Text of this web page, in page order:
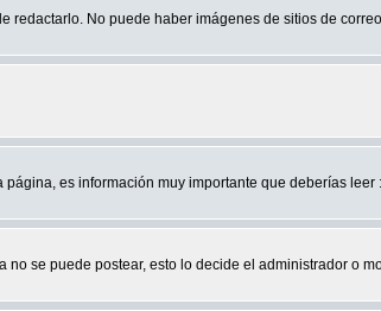
No puede haber imágenes de sitios de
es información muy importante que deberías leer
se puede postear, esto lo decide el administrador o